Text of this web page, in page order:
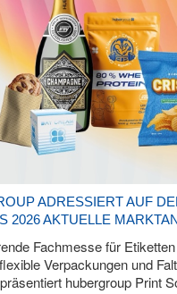
ADRESSIERT AUF
2026 AKTUELLE
Fachmesse für
Verpackungen und
hubergroup Print